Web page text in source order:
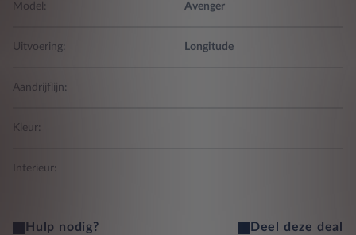
Model: Avenger
Uitvoering: Longitude
Aandrijflijn:
Kleur:
Interieur:
Hulp nodig? Deel deze deal